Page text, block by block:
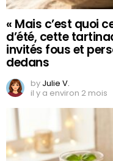
« Mais c’est quoi
d’été, cette
invités fous et
dedans
by Julie V.
il y a environ 2 mois